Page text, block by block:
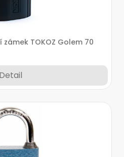
TOKOZ Golem 70
Detail